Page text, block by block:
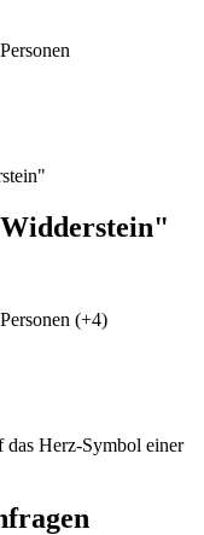
(+4)
Herz-Symbol einer